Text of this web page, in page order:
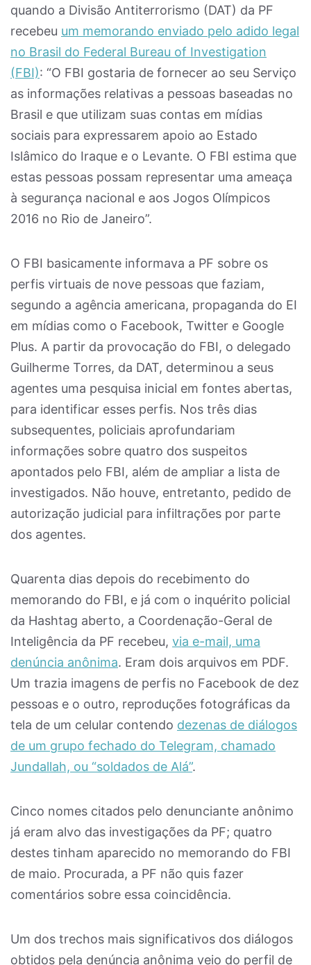
quando a Divisão Antiterrorismo (DAT) da PF
recebeu um memorando enviado pelo adido legal
no Brasil do Federal Bureau of Investigation
(FBI): “O FBI gostaria de fornecer ao seu Serviço
as informações relativas a pessoas baseadas no
Brasil e que utilizam suas contas em mídias
sociais para expressarem apoio ao Estado
Islâmico do Iraque e o Levante. O FBI estima que
estas pessoas possam representar uma ameaça
à segurança nacional e aos Jogos Olímpicos
2016 no Rio de Janeiro”.
O FBI basicamente informava a PF sobre os
perfis virtuais de nove pessoas que faziam,
segundo a agência americana, propaganda do EI
em mídias como o Facebook, Twitter e Google
Plus. A partir da provocação do FBI, o delegado
Guilherme Torres, da DAT, determinou a seus
agentes uma pesquisa inicial em fontes abertas,
para identificar esses perfis. Nos três dias
subsequentes, policiais aprofundariam
informações sobre quatro dos suspeitos
apontados pelo FBI, além de ampliar a lista de
investigados. Não houve, entretanto, pedido de
autorização judicial para infiltrações por parte
dos agentes.
Quarenta dias depois do recebimento do
memorando do FBI, e já com o inquérito policial
da Hashtag aberto, a Coordenação-Geral de
Inteligência da PF recebeu, via e-mail, uma
denúncia anônima. Eram dois arquivos em PDF.
Um trazia imagens de perfis no Facebook de dez
pessoas e o outro, reproduções fotográficas da
tela de um celular contendo dezenas de diálogos
de um grupo fechado do Telegram, chamado
Jundallah, ou “soldados de Alá”.
Cinco nomes citados pelo denunciante anônimo
já eram alvo das investigações da PF; quatro
destes tinham aparecido no memorando do FBI
de maio. Procurada, a PF não quis fazer
comentários sobre essa coincidência.
Um dos trechos mais significativos dos diálogos
obtidos pela denúncia anônima veio do perfil de